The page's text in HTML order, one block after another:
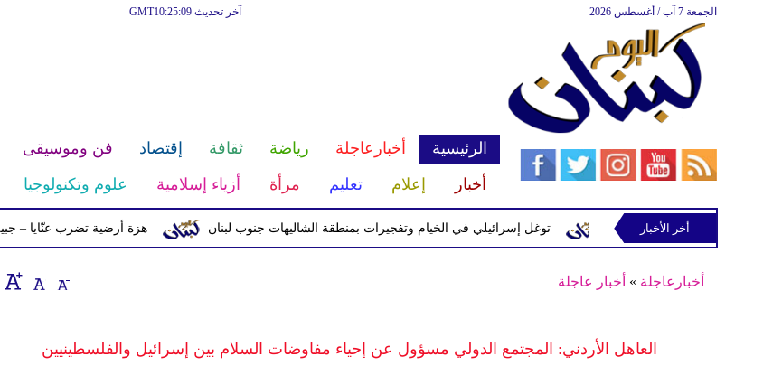
آخر تحديث GMT10:25:09 الجمعة 7 آب / أغسطس 2026
الرئيسية أخبارعاجلة رياضة ثقافة إقتصاد فن وموسيقى
أخبار
إعلام تعليم مرأة أزياء إسلامية علوم وتكنولوجيا
هزة أرضية تضرب عنّايا – جبيل بقوّة 2.8 درجات على مقياس ريختر توغل إسرائيلي في الخيام وتفجيرات بمنطقة الشاليهات جنوب لبنان في رب ثلاثين
أخر الأخبار
أخبارعاجلة » أخبار عاجلة
العاهل الأردني: المجتمع الدولي مسؤول عن إحياء مفاوضات السلام بين إسرائيل والفلسطينيين